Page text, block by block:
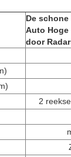
De
Auto Hoge
door
2